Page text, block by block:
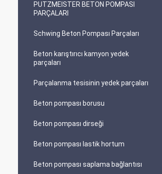
PUTZMEISTER BETON POMPASI
PARÇALARI
Schwing Beton Pompası Parçaları
Beton karıştırıcı kamyon yedek
parçaları
Parçalanma tesisinin yedek parçaları
Beton pompası borusu
Beton pompası dirseği
Beton pompası lastik hortum
Beton pompası saplama bağlantısı